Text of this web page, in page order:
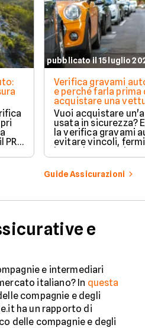
PRA
pubblicato il 15 luglio
Verifica gravami
e perché farla prima
acquistare una
Vuoi acquistare
usata in sicurezza?
la verifica gravami
evitare vincoli,
ipoteche. Scopri
tutelare il tuo
Guide Assicurazioni
e
e intermediari
italiano? In questa
compagnie e degli
ha un rapporto di
delle compagnie e degli